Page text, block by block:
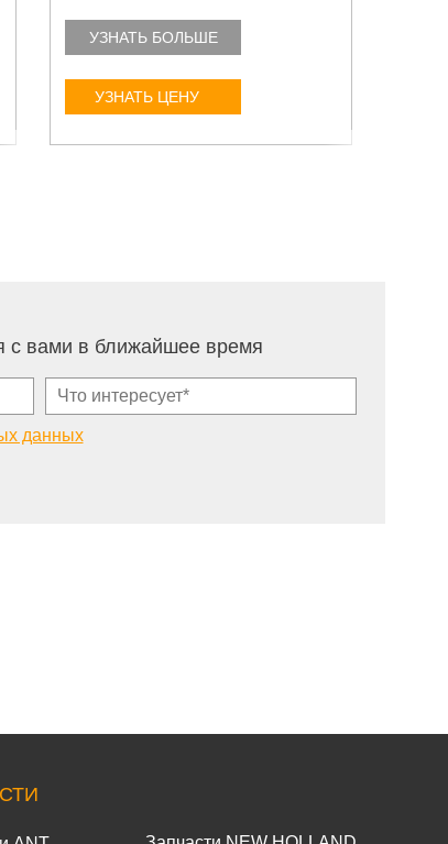
УЗНАТЬ БОЛЬШЕ
УЗНАТЬ ЦЕНУ
с вами в ближайшее время
данных